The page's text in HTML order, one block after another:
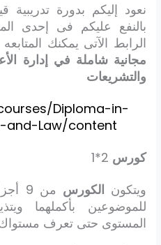
نعود إليكم بدورة
بالنفع عليكم فى إحدى
الرابط الآتى يمكنك
مجانية شاملة في إدارة
والتشريعات
Diploma-in-
and-Law/content
كورس
ويتكون الكورس
من
للموضوعين بأكملهما
المستوى حتى تعرف